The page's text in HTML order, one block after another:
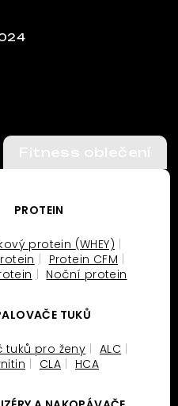
Fitness oblečení
PROTEIN
protein (WHEY)
Protein CFM
Noční protein
TUKŮ
tuků pro ženy
ALC
CLA HCA